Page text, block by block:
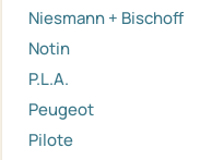
Niesmann + Bischoff
Notin
P.L.A.
Peugeot
Pilote